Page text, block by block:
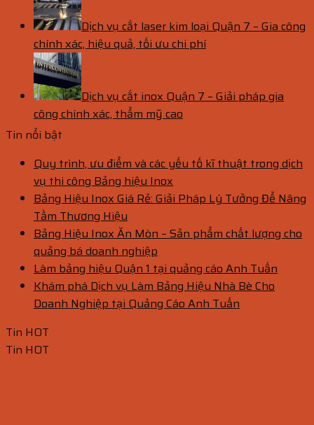
Dịch vụ cắt laser kim loại Quận 7 – Gia công
chính xác, hiệu quả, tối ưu chi phí
Dịch vụ cắt inox Quận 7 – Giải pháp gia
công chính xác, thẩm mỹ cao
Tin nổi bật
Quy trình, ưu điểm và các yếu tố kĩ thuật trong dịch
vụ thi công Bảng hiệu Inox
Bảng Hiệu Inox Giá Rẻ: Giải Pháp Lý Tưởng Để Nâng
Tầm Thương Hiệu
Bảng Hiệu Inox Ăn Mòn – Sản phẩm chất lượng cho
quảng bá doanh nghiệp
Làm bảng hiệu Quận 1 tại quảng cáo Anh Tuấn
Khám phá Dịch vụ Làm Bảng Hiệu Nhà Bè Cho
Doanh Nghiệp tại Quảng Cáo Anh Tuấn
Tin HOT
Tin HOT